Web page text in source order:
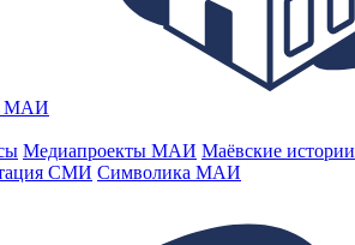
МАИ
Медиапроекты МАИ Маёвские
СМИ Символика МАИ